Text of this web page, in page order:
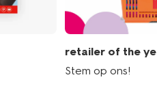
retailer of the
Stem op ons!